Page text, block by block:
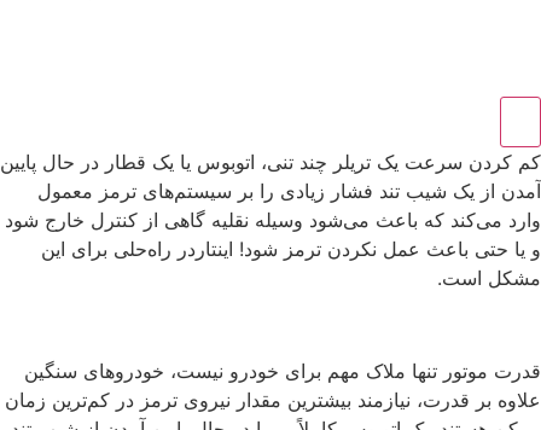
‬و‭ ‬یا‭ ‬حتی‭ ‬باعث‭ ‬عمل‭ ‬نکردن‭ ‬ترمز‭ ‬شود‭!‬ اینتاردر راه‌حلی برای این
مشکل است.
قدرت موتور تنها ملاک مهم برای خودرو نیست، خودروهای سنگین
علاوه بر قدرت، نیازمند بیشترین مقدار نیروی ترمز در کم‌ترین زمان